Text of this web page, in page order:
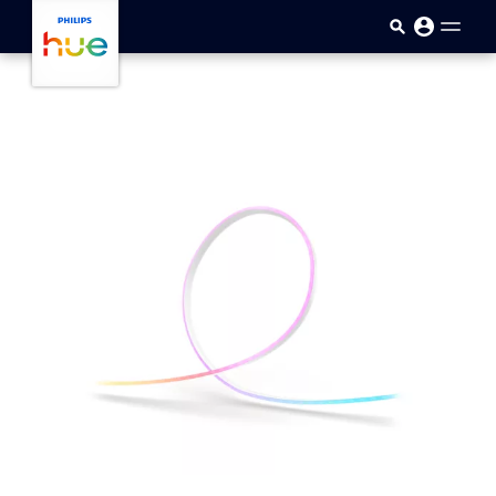
Passar para o conteúdo